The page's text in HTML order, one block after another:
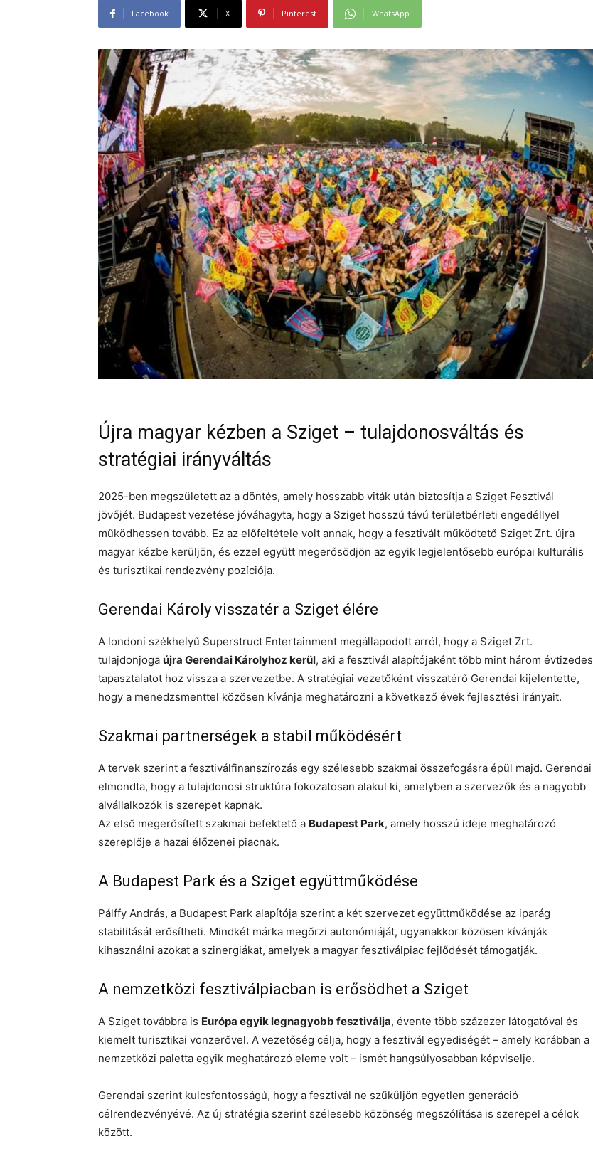
Facebook X Pinterest WhatsApp
Újra magyar kézben a Sziget – tulajdonosváltás és
stratégiai irányváltás
2025-ben megszületett az a döntés, amely hosszabb viták után biztosítja a Sziget Fesztivál
jövőjét. Budapest vezetése jóváhagyta, hogy a Sziget hosszú távú területbérleti engedéllyel
működhessen tovább. Ez az előfeltétele volt annak, hogy a fesztivált működtető Sziget Zrt. újra
magyar kézbe kerüljön, és ezzel együtt megerősödjön az egyik legjelentősebb európai kulturális
és turisztikai rendezvény pozíciója.
Gerendai Károly visszatér a Sziget élére
A londoni székhelyű Superstruct Entertainment megállapodott arról, hogy a Sziget Zrt.
tulajdonjoga újra Gerendai Károlyhoz kerül, aki a fesztivál alapítójaként több mint három évtizedes
tapasztalatot hoz vissza a szervezetbe. A stratégiai vezetőként visszatérő Gerendai kijelentette,
hogy a menedzsmenttel közösen kívánja meghatározni a következő évek fejlesztési irányait.
Szakmai partnerségek a stabil működésért
A tervek szerint a fesztiválfinanszírozás egy szélesebb szakmai összefogásra épül majd. Gerendai
elmondta, hogy a tulajdonosi struktúra fokozatosan alakul ki, amelyben a szervezők és a nagyobb
alvállalkozók is szerepet kapnak.
Az első megerősített szakmai befektető a Budapest Park, amely hosszú ideje meghatározó
szereplője a hazai élőzenei piacnak.
A Budapest Park és a Sziget együttműködése
Pálffy András, a Budapest Park alapítója szerint a két szervezet együttműködése az iparág
stabilitását erősítheti. Mindkét márka megőrzi autonómiáját, ugyanakkor közösen kívánják
kihasználni azokat a szinergiákat, amelyek a magyar fesztiválpiac fejlődését támogatják.
A nemzetközi fesztiválpiacban is erősödhet a Sziget
A Sziget továbbra is Európa egyik legnagyobb fesztiválja, évente több százezer látogatóval és
kiemelt turisztikai vonzerővel. A vezetőség célja, hogy a fesztivál egyediségét – amely korábban a
nemzetközi paletta egyik meghatározó eleme volt – ismét hangsúlyosabban képviselje.
Gerendai szerint kulcsfontosságú, hogy a fesztivál ne szűküljön egyetlen generáció
célrendezvényévé. Az új stratégia szerint szélesebb közönség megszólítása is szerepel a célok
között.